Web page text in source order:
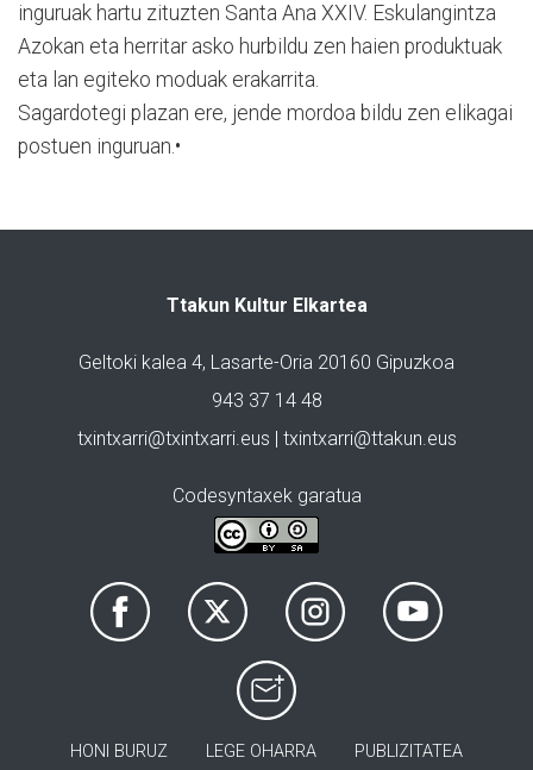
inguruak hartu zituzten Santa Ana XXIV. Eskulangintza
Azokan eta herritar asko hurbildu zen haien produktuak
eta lan egiteko moduak erakarrita.
Sagardotegi plazan ere, jende mordoa bildu zen elikagai
postuen inguruan.•
Ttakun Kultur Elkartea
Geltoki kalea 4, Lasarte-Oria 20160 Gipuzkoa
943 37 14 48
txintxarri@txintxarri.eus | txintxarri@ttakun.eus
Codesyntaxek garatua
HONI BURUZ LEGE OHARRA PUBLIZITATEA